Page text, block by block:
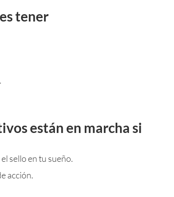
tener
están en marcha si
sello en tu sueño.
acción.